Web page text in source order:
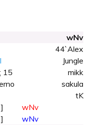
wNv
15
44`Alex
Jungle
mikk
sakula
tK
]
wNv
wNv